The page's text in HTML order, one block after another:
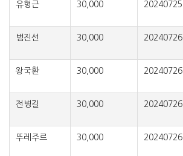
유형근 30,000 20240725
범진선 30,000 20240726
왕국환 30,000 20240726
전병길 30,000 20240726
뚜레주르 30,000 20240726